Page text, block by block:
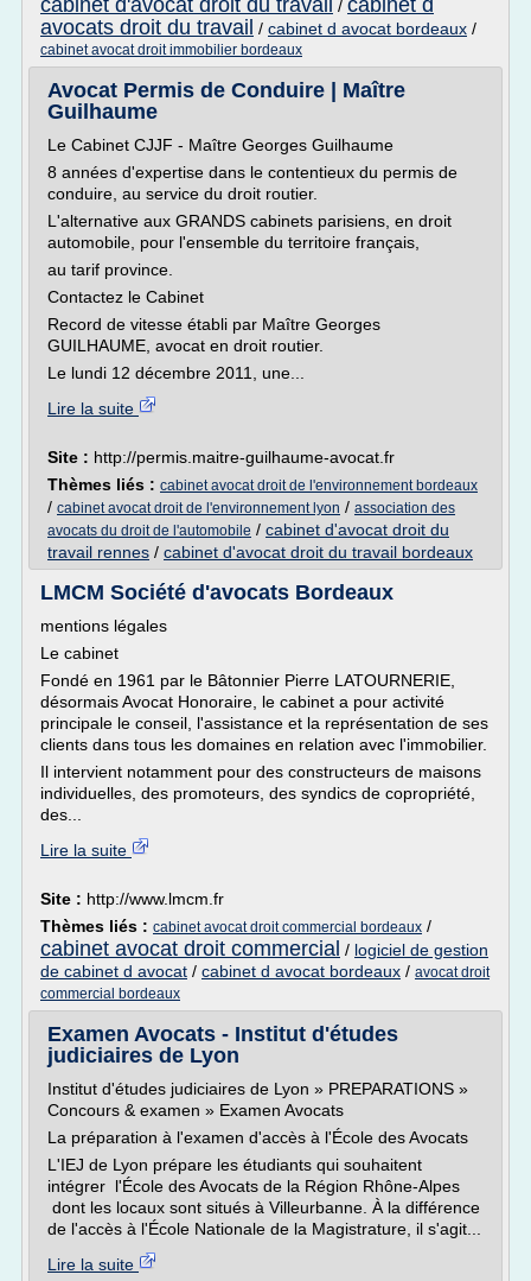
cabinet d'avocat droit du travail / cabinet d
avocats droit du travail / cabinet d avocat bordeaux /
cabinet avocat droit immobilier bordeaux
Avocat Permis de Conduire | Maître
Guilhaume
Le Cabinet CJJF - Maître Georges Guilhaume
8 années d'expertise dans le contentieux du permis de
conduire, au service du droit routier.
L'alternative aux GRANDS cabinets parisiens, en droit
automobile, pour l'ensemble du territoire français,
au tarif province.
Contactez le Cabinet
Record de vitesse établi par Maître Georges
GUILHAUME, avocat en droit routier.
Le lundi 12 décembre 2011, une...
Lire la suite
Site : http://permis.maitre-guilhaume-avocat.fr
Thèmes liés : cabinet avocat droit de l'environnement bordeaux
/ cabinet avocat droit de l'environnement lyon / association des
avocats du droit de l'automobile / cabinet d'avocat droit du
travail rennes / cabinet d'avocat droit du travail bordeaux
LMCM Société d'avocats Bordeaux
mentions légales
Le cabinet
Fondé en 1961 par le Bâtonnier Pierre LATOURNERIE,
désormais Avocat Honoraire, le cabinet a pour activité
principale le conseil, l'assistance et la représentation de ses
clients dans tous les domaines en relation avec l'immobilier.
Il intervient notamment pour des constructeurs de maisons
individuelles, des promoteurs, des syndics de copropriété,
des...
Lire la suite
Site : http://www.lmcm.fr
Thèmes liés : cabinet avocat droit commercial bordeaux /
cabinet avocat droit commercial / logiciel de gestion
de cabinet d avocat / cabinet d avocat bordeaux / avocat droit
commercial bordeaux
Examen Avocats - Institut d'études
judiciaires de Lyon
Institut d'études judiciaires de Lyon » PREPARATIONS »
Concours & examen » Examen Avocats
La préparation à l'examen d'accès à l'École des Avocats
L'IEJ de Lyon prépare les étudiants qui souhaitent
intégrer l'École des Avocats de la Région Rhône-Alpes
dont les locaux sont situés à Villeurbanne. À la différence
de l'accès à l'École Nationale de la Magistrature, il s'agit...
Lire la suite